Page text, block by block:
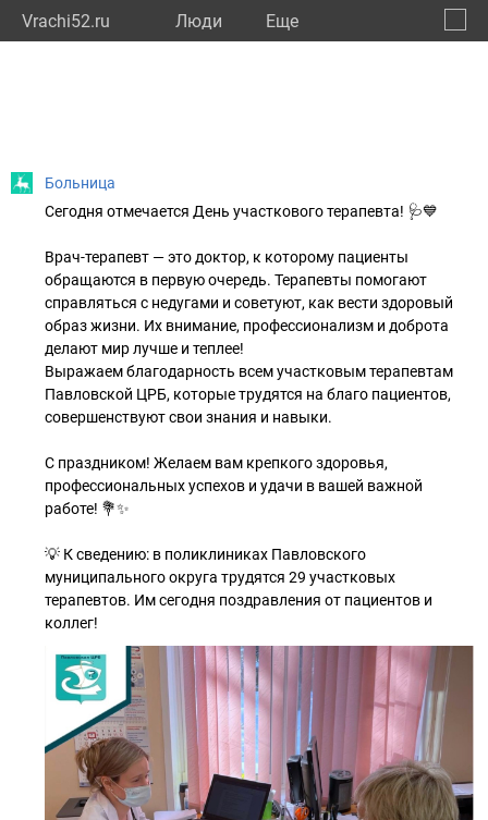
Vrachi52.ru Люди Eще
Больница
Сегодня отмечается День участкового терапевта! 🩺💙
Врач-терапевт — это доктор, к которому пациенты
обращаются в первую очередь. Терапевты помогают
справляться с недугами и советуют, как вести здоровый
образ жизни. Их внимание, профессионализм и доброта
делают мир лучше и теплее!
Выражаем благодарность всем участковым терапевтам
Павловской ЦРБ, которые трудятся на благо пациентов,
совершенствуют свои знания и навыки.
С праздником! Желаем вам крепкого здоровья,
профессиональных успехов и удачи в вашей важной
работе! 💐✨
💡 К сведению: в поликлиниках Павловского
муниципального округа трудятся 29 участковых
терапевтов. Им сегодня поздравления от пациентов и
коллег!